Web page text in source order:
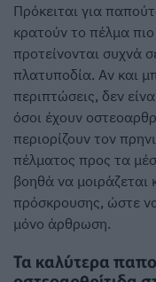
Πρόκειται για
κρατούν το πέλμα
προτείνονται συχνά
πλατυποδία. Αν και
περιπτώσεις, δεν
όσοι έχουν
περιορίζουν τον
πέλματος προς τα
βοηθά να
πρόσκρουσης, ώστε
μόνο άρθρωση.
Τα καλύτερα